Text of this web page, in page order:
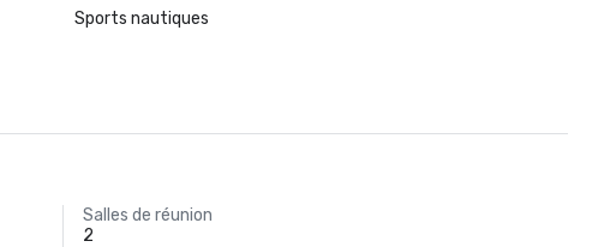
Sports nautiques
Salles de réunion
2